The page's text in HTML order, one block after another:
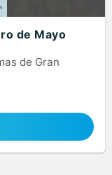
de Mayo
de Gran